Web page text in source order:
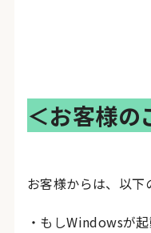
＜お客様の
お客様からは、以下
・もしWindowsが起